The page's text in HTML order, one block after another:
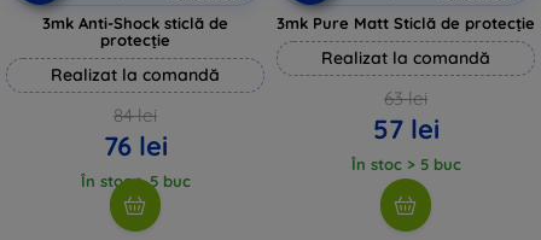
3mk Anti-Shock sticlă de
protecție
Realizat la comandă
84 lei
76 lei
În stoc > 5 buc
3mk Pure Matt Sticlă de protecție
Realizat la comandă
63 lei
57 lei
În stoc > 5 buc